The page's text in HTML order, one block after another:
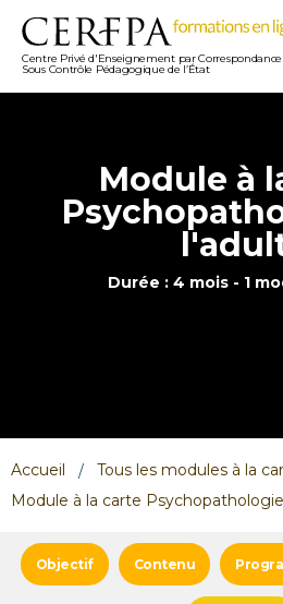
Centre Privé d'Enseignement par Correspondance
Sous Contrôle Pédagogique de l’État
Module à
Durée : 4 mois - 1
Accueil
Tous les modules à la
Module à la carte
Objectif Contenu